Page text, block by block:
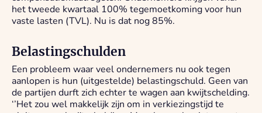
het tweede kwartaal 100% tegemoetkoming voor hun
vaste lasten (TVL). Nu is dat nog 85%.
Belastingschulden
Een probleem waar veel ondernemers nu ook tegen
aanlopen is hun (uitgestelde) belastingschuld. Geen van
de partijen durft zich echter te wagen aan kwijtschelding.
‘’Het zou wel makkelijk zijn om in verkiezingstijd te